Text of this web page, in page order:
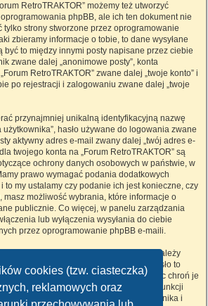
cookies (tzw. ciasteczka)
reklamowych oraz
RetroTRAKTOR” możemy też utworzyć
phpBB, ale ich ten dokument nie
tylko strony stworzone przez oprogramowanie
zbieramy informacje o tobie, to dane wysyłane
być to między innymi posty napisane przez ciebie
zwane dalej „anonimowe posty”, konta
RetroTRAKTOR” zwane dalej „twoje konto” i
po rejestracji i zalogowaniu zwane dalej „twoje
przynajmniej unikalną identyfikacyjną nazwę
hasło używane do logowania zwane
aktywny adres e-mail zwany dalej „twój adres e-
twojego konta na „Forum RetroTRAKTOR” są
ochrony danych osobowych w państwie, w
prawo wymagać podania dodatkowych
to my ustalamy czy podanie ich jest konieczne, czy
masz możliwość wybrania, które informacje o
publicznie. Co więcej, w panelu zarządzania
lub wyłączenia wysyłania do ciebie
przez oprogramowanie phpBB e-maili.
więc jest bezpieczne, niemniej nie należy
na różnych witrynach internetowych. Hasło to
konta na „Forum RetroTRAKTOR”, więc chroń je
nikomu. Jeśli je zapomnisz, użyj funkcji
poprosi cię o podanie nazwy użytkownika i